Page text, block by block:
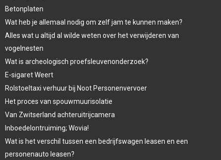
Betonplaten
Wat heb je allemaal nodig om zelf jam te kunnen maken?
Alles wat u altijd al wilde weten over het verwijderen van
vogelnesten
Wat is archeologisch proefsleuvenonderzoek?
E-sigaret Weert
Rolstoeltaxi verhuur bij Noot Personenvervoer
Het proces van spouwmuurisolatie
Van Zwitserland achteruitrijcamera
Inboedelontruiming; Wovia!
Wat is het verschil tussen een bedrijfswagen leasen en een
personenauto leasen?